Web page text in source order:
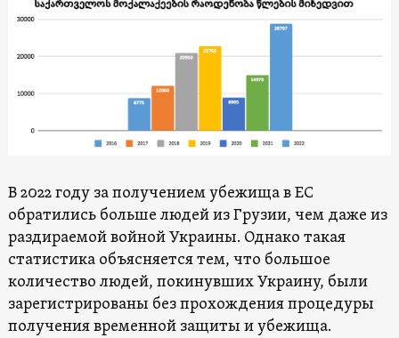
В 2022 году за получением убежища в ЕС
обратились больше людей из Грузии, чем даже из
раздираемой войной Украины. Однако такая
статистика объясняется тем, что большое
количество людей, покинувших Украину, были
зарегистрированы без прохождения процедуры
получения временной защиты и убежища.